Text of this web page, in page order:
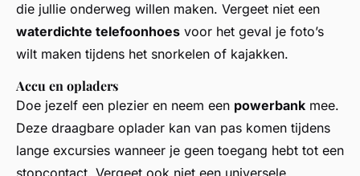
die jullie onderweg willen maken. Vergeet niet een
waterdichte telefoonhoes voor het geval je foto’s
wilt maken tijdens het snorkelen of kajakken.
Accu en opladers
Doe jezelf een plezier en neem een powerbank mee.
Deze draagbare oplader kan van pas komen tijdens
lange excursies wanneer je geen toegang hebt tot een